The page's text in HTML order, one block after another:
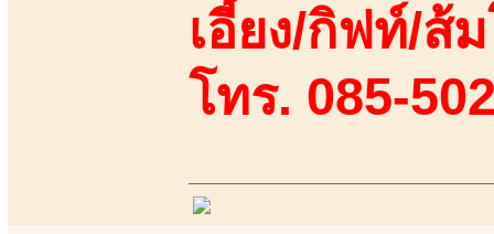
เอี้ยง/กิฟท์/ส้
โทร. 085-